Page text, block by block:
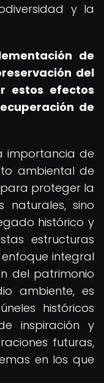
y la
de
del
estos efectos
de
importancia de
ambiental de
para proteger la
naturales, sino
histórico y
estructuras
integral
del patrimonio
ambiente, es
históricos
inspiración y
futuras,
en los que